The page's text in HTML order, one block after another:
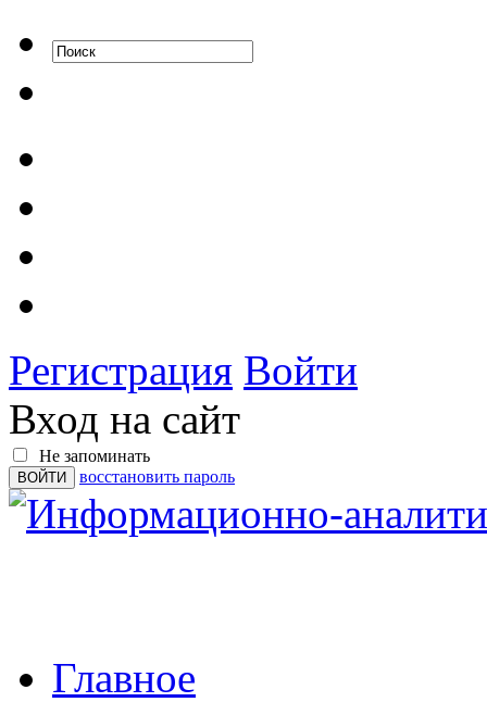
Регистрация Войти
Вход на сайт
Не запоминать
восстановить пароль
Главное